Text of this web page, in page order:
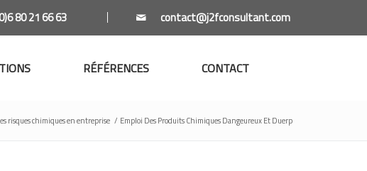
80 21 66 63
RÉFÉRENCES CONTACT
risques chimiques en entreprise / Emploi Des Produits Chimiques Dangeureux Et Duerp